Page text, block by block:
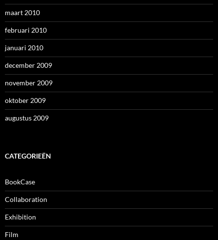
maart 2010
februari 2010
januari 2010
december 2009
november 2009
oktober 2009
augustus 2009
CATEGORIEËN
BookCase
Collaboration
Exhibition
Film